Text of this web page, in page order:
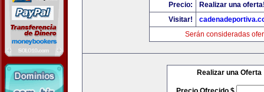
Precio:
Realizar una
Visitar!
Serán consideradas
Realizar una Oferta